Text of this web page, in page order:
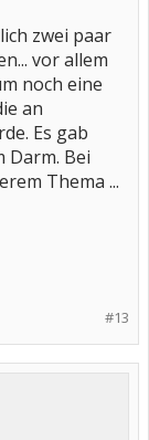
zwei paar
vor allem
noch eine
an
Es gab
Darm. Bei
Thema ...
#13